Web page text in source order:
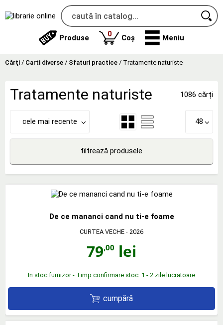
Produse 0produse
Coș Meniu
Cărţi / Carti diverse / Sfaturi practice / Tratamente naturiste
Tratamente naturiste 1086 cărți
cele mai recente 48
filtrează produsele
De ce mananci cand nu ti-e foame
CURTEA VECHE - 2026
79,00 lei
In stoc furnizor - Timp confirmare stoc: 1 - 2 zile lucratoare
cumpără